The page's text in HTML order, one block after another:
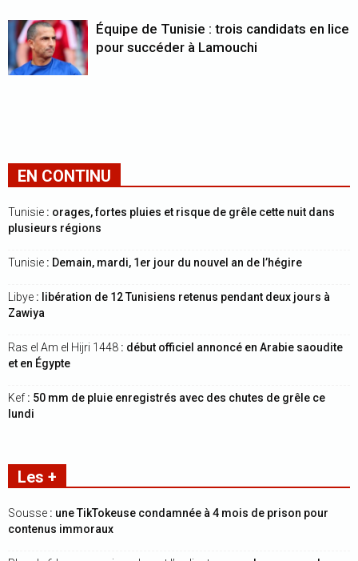
Équipe de Tunisie : trois candidats en lice
pour succéder à Lamouchi
EN CONTINU
Tunisie : orages, fortes pluies et risque de grêle cette nuit dans
plusieurs régions
Tunisie : Demain, mardi, 1er jour du nouvel an de l’hégire
Libye : libération de 12 Tunisiens retenus pendant deux jours à
Zawiya
Ras el Am el Hijri 1448 : début officiel annoncé en Arabie saoudite
et en Égypte
Kef : 50 mm de pluie enregistrés avec des chutes de grêle ce
lundi
Les +
Sousse : une TikTokeuse condamnée à 4 mois de prison pour
contenus immoraux